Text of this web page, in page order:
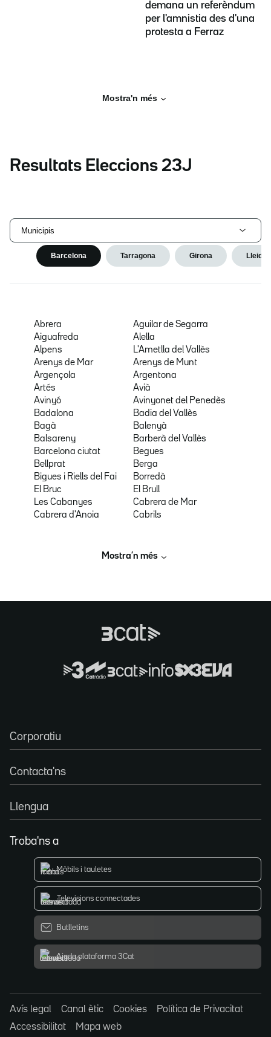
demana un referèndum
per l'amnistia des d'una
protesta a Ferraz
Mostra'n més
Resultats Eleccions 23J
Municipis
Barcelona Tarragona Girona Lleida
Abrera
Aguilar de Segarra
Aiguafreda
Alella
Alpens
L'Ametlla del Vallès
Arenys de Mar
Arenys de Munt
Argençola
Argentona
Artés
Avià
Avinyó
Avinyonet del Penedès
Badalona
Badia del Vallès
Bagà
Balenyà
Balsareny
Barberà del Vallès
Barcelona ciutat
Begues
Bellprat
Berga
Bigues i Riells del Fai
Borredà
El Bruc
El Brull
Les Cabanyes
Cabrera de Mar
Cabrera d'Anoia
Cabrils
Mostra’n més
Corporatiu
Contacta'ns
Llengua
Troba'ns a
Mòbils i tauletes
Televisions connectades
Butlletins
Ajuda plataforma 3Cat
Avís legal Canal ètic Cookies
Política de Privacitat
Accessibilitat
Mapa web